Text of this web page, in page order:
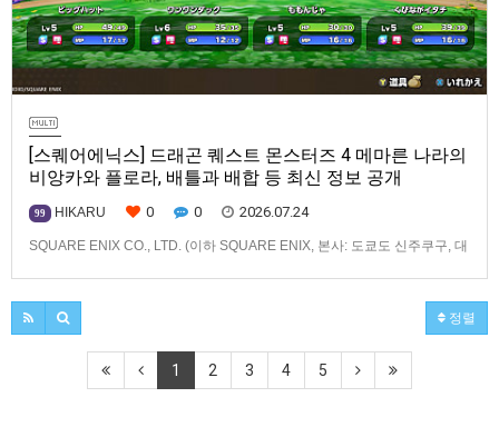
[스퀘어에닉스] 드래곤 퀘스트 몬스터즈 4 메마른 나라의
비앙카와 플로라, 배틀과 배합 등 최신 정보 공개
99 HIKARU 0 0 2026.07.24
SQUARE ENIX CO., LTD. (이하 SQUARE ENIX, 본사: 도쿄도 신주쿠구, 대
와 플로라』(대응 기종: Nintendo Switch™ 2/Nintendo
Switch™/PlayStation®…
정렬
1 2 3 4 5